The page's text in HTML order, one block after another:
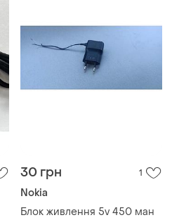
30 грн 1
Nokia
Блок живлення 5v 450 ман